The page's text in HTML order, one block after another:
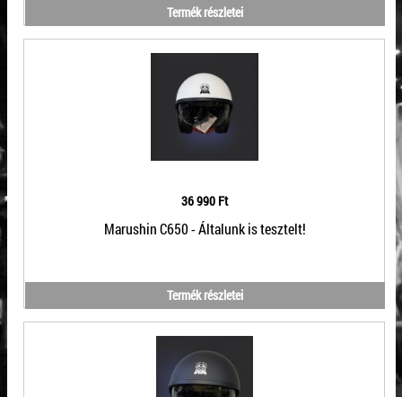
Termék részletei
36 990 Ft
Marushin C650 - Általunk is tesztelt!
Termék részletei